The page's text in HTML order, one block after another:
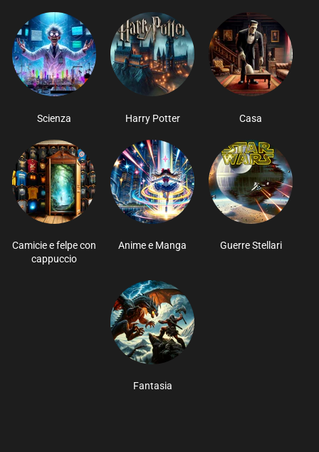
Scienza Harry Potter Casa
Camicie e felpe con
cappuccio
Anime e Manga Guerre Stellari
Fantasia